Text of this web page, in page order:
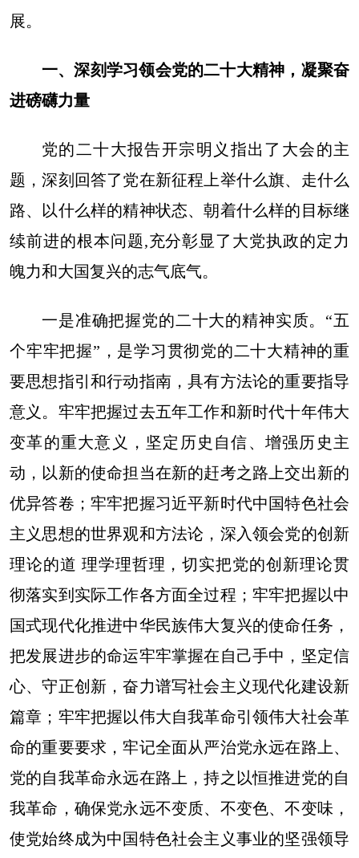
展。
一、深刻学习领会党的二十大精神，凝聚奋
进磅礴力量
党的二十大报告开宗明义指出了大会的主
题，深刻回答了党在新征程上举什么旗、走什么
路、以什么样的精神状态、朝着什么样的目标继
续前进的根本问题,充分彰显了大党执政的定力
魄力和大国复兴的志气底气。
一是准确把握党的二十大的精神实质。“五
个牢牢把握”，是学习贯彻党的二十大精神的重
要思想指引和行动指南，具有方法论的重要指导
意义。牢牢把握过去五年工作和新时代十年伟大
变革的重大意义，坚定历史自信、增强历史主
动，以新的使命担当在新的赶考之路上交出新的
优异答卷；牢牢把握习近平新时代中国特色社会
主义思想的世界观和方法论，深入领会党的创新
理论的道 理学理哲理，切实把党的创新理论贯
彻落实到实际工作各方面全过程；牢牢把握以中
国式现代化推进中华民族伟大复兴的使命任务，
把发展进步的命运牢牢掌握在自己手中，坚定信
心、守正创新，奋力谱写社会主义现代化建设新
篇章；牢牢把握以伟大自我革命引领伟大社会革
命的重要要求，牢记全面从严治党永远在路上、
党的自我革命永远在路上，持之以恒推进党的自
我革命，确保党永远不变质、不变色、不变味，
使党始终成为中国特色社会主义事业的坚强领导